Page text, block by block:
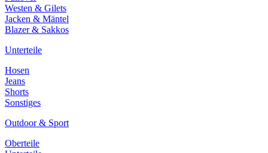
Westen & Gilets
Jacken & Mäntel
Blazer & Sakkos
Unterteile
Hosen
Jeans
Shorts
Sonstiges
Outdoor & Sport
Oberteile